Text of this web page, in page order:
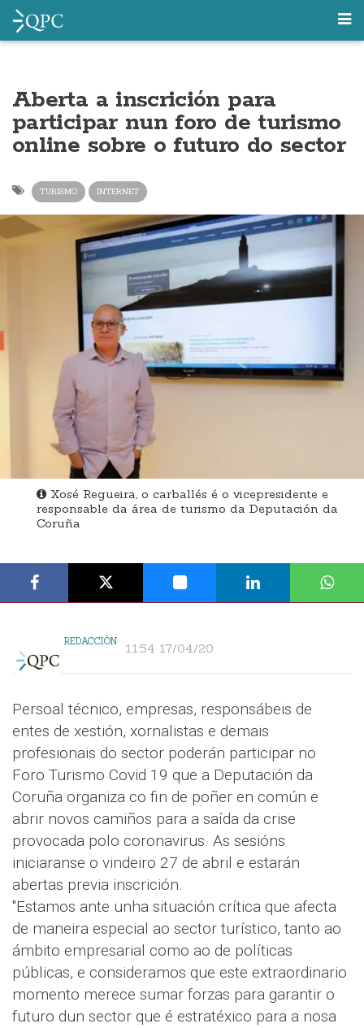
Aberta a inscrición para
participar nun foro de turismo
online sobre o futuro do sector
TURISMO INTERNET
Xosé Regueira, o carballés é o vicepresidente e
responsable da área de turismo da Deputación da
Coruña
REDACCIÓN 11:54 17/04/20
Persoal técnico, empresas, responsábeis de
entes de xestión, xornalistas e demais
profesionais do sector poderán participar no
Foro Turismo Covid 19 que a Deputación da
Coruña organiza co fin de poñer en común e
abrir novos camiños para a saída da crise
provocada polo coronavirus. As sesións
iniciaranse o vindeiro 27 de abril e estarán
abertas previa inscrición.
"Estamos ante unha situación crítica que afecta
de maneira especial ao sector turístico, tanto ao
ámbito empresarial como ao de políticas
públicas, e consideramos que este extraordinario
momento merece sumar forzas para garantir o
futuro dun sector que é estratéxico para a nosa